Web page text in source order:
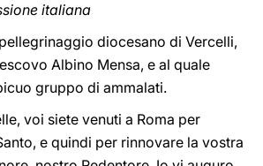
italiana
diocesano di Vercelli,
Albino Mensa, e al quale
gruppo di ammalati.
voi siete venuti a Roma per
e quindi per rinnovare la vostra